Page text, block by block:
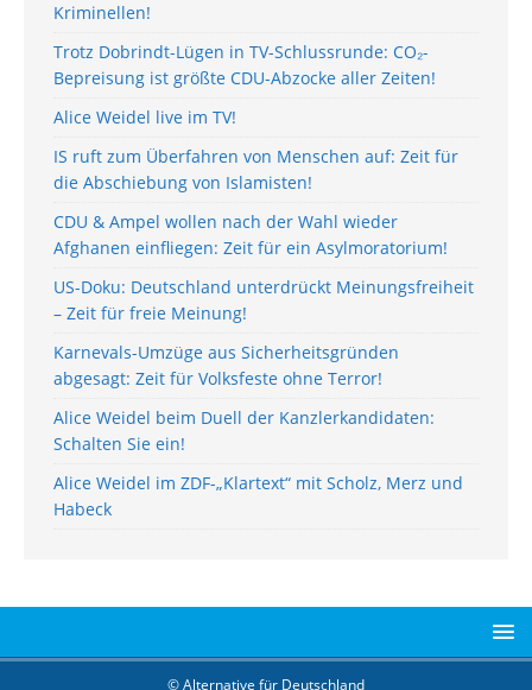
Kriminellen!
Trotz Dobrindt-Lügen in TV-Schlussrunde: CO₂-
Bepreisung ist größte CDU-Abzocke aller Zeiten!
Alice Weidel live im TV!
IS ruft zum Überfahren von Menschen auf: Zeit für
die Abschiebung von Islamisten!
CDU & Ampel wollen nach der Wahl wieder
Afghanen einfliegen: Zeit für ein Asylmoratorium!
US-Doku: Deutschland unterdrückt Meinungsfreiheit
– Zeit für freie Meinung!
Karnevals-Umzüge aus Sicherheitsgründen
abgesagt: Zeit für Volksfeste ohne Terror!
Alice Weidel beim Duell der Kanzlerkandidaten:
Schalten Sie ein!
Alice Weidel im ZDF-„Klartext“ mit Scholz, Merz und
Habeck
© Alternative für Deutschland